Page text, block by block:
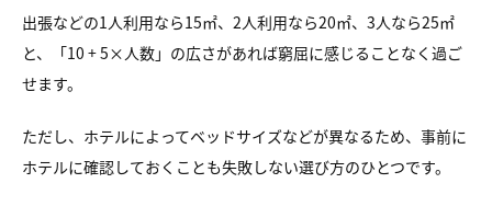
出張などの1人利用なら15㎡、2人利用なら20㎡、3人なら25㎡
と、「10 + 5×人数」の広さがあれば窮屈に感じることなく過ご
せます。
ただし、ホテルによってベッドサイズなどが異なるため、事前に
ホテルに確認しておくことも失敗しない選び方のひとつです。